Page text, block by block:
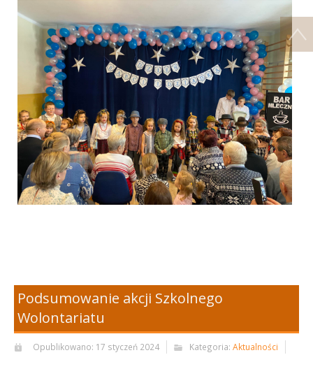
Podsumowanie akcji Szkolnego
Wolontariatu
Opublikowano: 17 styczeń 2024 Kategoria: Aktualności